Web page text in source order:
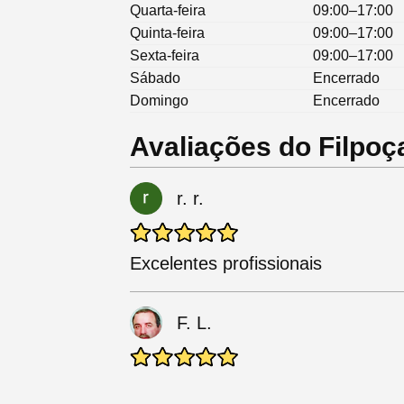
Quarta-feira
09:00–17:00
Quinta-feira
09:00–17:00
Sexta-feira
09:00–17:00
Sábado
Encerrado
Domingo
Encerrado
Avaliações do
r. r.
Excelentes profissionais
F. L.